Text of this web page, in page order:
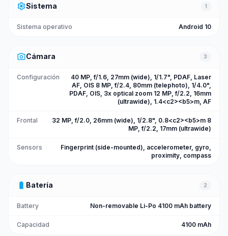
settingsSistema 1
Sistema operativo Android 10
photo_cameraCámara 3
Configuración
40 MP, f/1.6, 27mm (wide), 1/1.7", PDAF, Laser
AF, OIS 8 MP, f/2.4, 80mm (telephoto), 1/4.0",
PDAF, OIS, 3x optical zoom 12 MP, f/2.2, 16mm
(ultrawide), 1.4<c2><b5>m, AF
Frontal
32 MP, f/2.0, 26mm (wide), 1/2.8", 0.8<c2><b5>m 8
MP, f/2.2, 17mm (ultrawide)
Sensors
Fingerprint (side-mounted), accelerometer, gyro,
proximity, compass
battery_full Batería 2
Battery Non-removable Li-Po 4100 mAh battery
Capacidad 4100 mAh